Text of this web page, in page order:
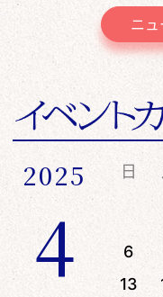
ニ
2025
4
日
6
13